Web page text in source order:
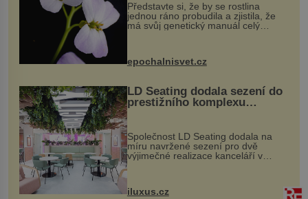
Představte si, že by se rostlina
jednou ráno probudila a zjistila, že
má svůj genetický manuál celý
vstupenka...
epochalnisvet.cz
LD Seating dodala sezení do
prestižního komplexu
MediaCityUK v Salfordu
Společnost LD Seating dodala na
míru navržené sezení pro dvě
výjimečné realizace kanceláří v
areálu MediaCityUK v anglickém
budov Media...
iluxus.cz